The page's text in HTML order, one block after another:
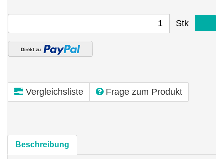
Stk
Vergleichsliste Frage zum Produkt
Beschreibung